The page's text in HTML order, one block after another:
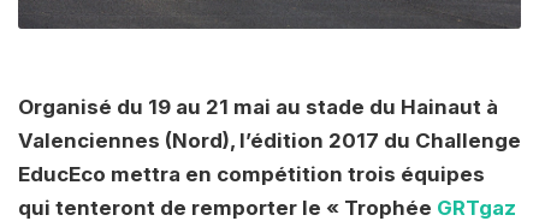
Organisé du 19 au 21 mai au stade du Hainaut à
Valenciennes (Nord), l’édition 2017 du Challenge
EducEco mettra en compétition trois équipes
qui tenteront de remporter le « Trophée GRTgaz